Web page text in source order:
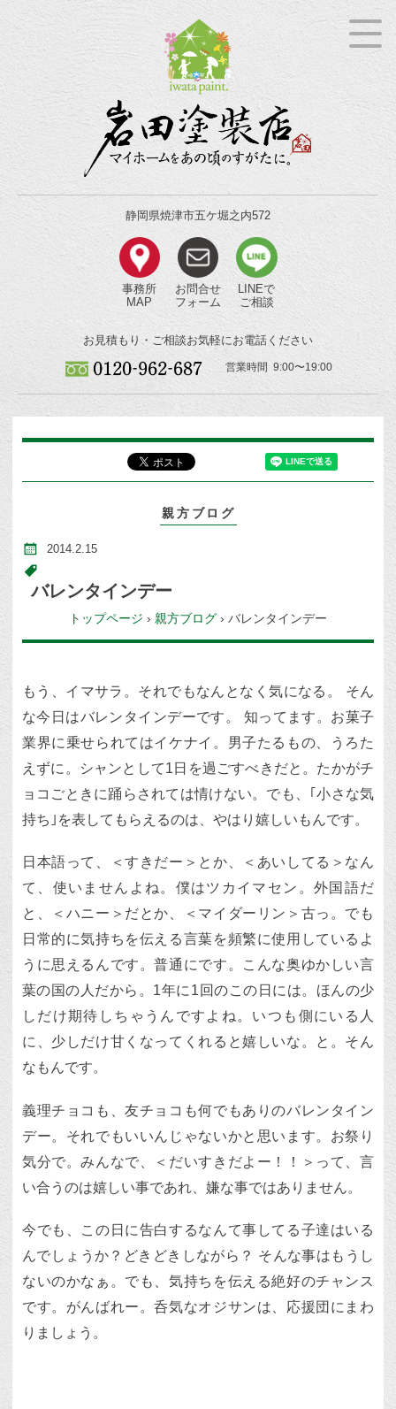
静岡県焼津市五ケ堀之内572
事務所
MAP
お問合せ
フォーム
LINEで
ご相談
お見積もり・ご相談お気軽にお電話ください
営業時間 9:00〜19:00
親方ブログ
2014.2.15
バレンタインデー
トップページ › 親方ブログ › バレンタインデー
もう、イマサラ。それでもなんとなく気になる。 そん
な今日はバレンタインデーです。 知ってます。お菓子
業界に乗せられてはイケナイ。男子たるもの、うろた
えずに。シャンとして1日を過ごすべきだと。たかがチ
ョコごときに踊らされては情けない。でも、｢小さな気
持ち｣を表してもらえるのは、やはり嬉しいもんです。
日本語って、＜すきだー＞とか、＜あいしてる＞なん
て、使いませんよね。僕はツカイマセン。外国語だ
と、＜ハニー＞だとか、＜マイダーリン＞古っ。でも
日常的に気持ちを伝える言葉を頻繁に使用しているよ
うに思えるんです。普通にです。こんな奥ゆかしい言
葉の国の人だから。1年に1回のこの日には。ほんの少
しだけ期待しちゃうんですよね。いつも側にいる人
に、少しだけ甘くなってくれると嬉しいな。と。そん
なもんです。
義理チョコも、友チョコも何でもありのバレンタイン
デー。それでもいいんじゃないかと思います。お祭り
気分で。みんなで、＜だいすきだよー！！＞って、言
い合うのは嬉しい事であれ、嫌な事ではありません。
今でも、この日に告白するなんて事してる子達はいる
んでしょうか？どきどきしながら？ そんな事はもうし
ないのかなぁ。でも、気持ちを伝える絶好のチャンス
です。がんばれー。呑気なオジサンは、応援団にまわ
りましょう。